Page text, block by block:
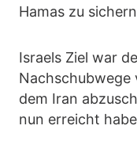
Hamas zu
Israels Ziel war
Nachschubwege
dem Iran
nun erreicht